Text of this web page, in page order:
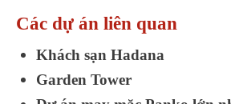
Các dự án liên quan
Khách sạn Hadana
Garden Tower